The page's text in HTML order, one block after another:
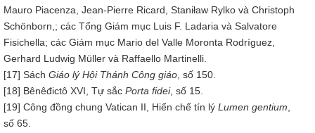
Mauro Piacenza, Jean-Pierre Ricard, Staniław Rylko và Christoph
Schönborn,; các Tổng Giám mục Luis F. Ladaria và Salvatore
Fisichella; các Giám mục Mario del Valle Moronta Rodríguez,
Gerhard Ludwig Müller và Raffaello Martinelli.
[17] Sách Giáo lý Hội Thánh Công giáo , số 150.
[18] Bênêđictô XVI, Tự sắc Porta fidei, số 15.
[19] Công đồng chung Vatican II, Hiến chế tín lý Lumen gentium
số 65.